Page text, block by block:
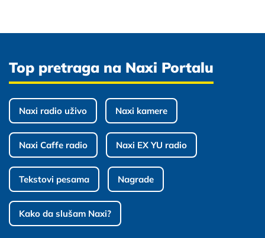
Top pretraga na Naxi Portalu
Naxi radio uživo Naxi kamere
Naxi Caffe radio Naxi EX YU radio
Tekstovi pesama Nagrade
Kako da slušam Naxi?